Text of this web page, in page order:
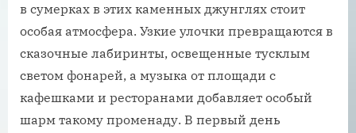
в сумерках в этих каменных джунглях стоит
особая атмосфера. Узкие улочки превращаются в
сказочные лабиринты, освещенные тусклым
светом фонарей, а музыка от площади с
кафешками и ресторанами добавляет особый
шарм такому променаду. В первый день